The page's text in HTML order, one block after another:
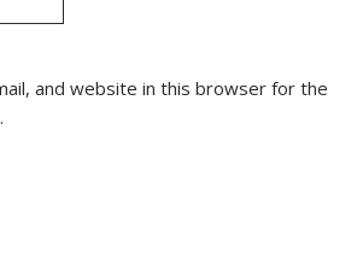
and website in this browser for the